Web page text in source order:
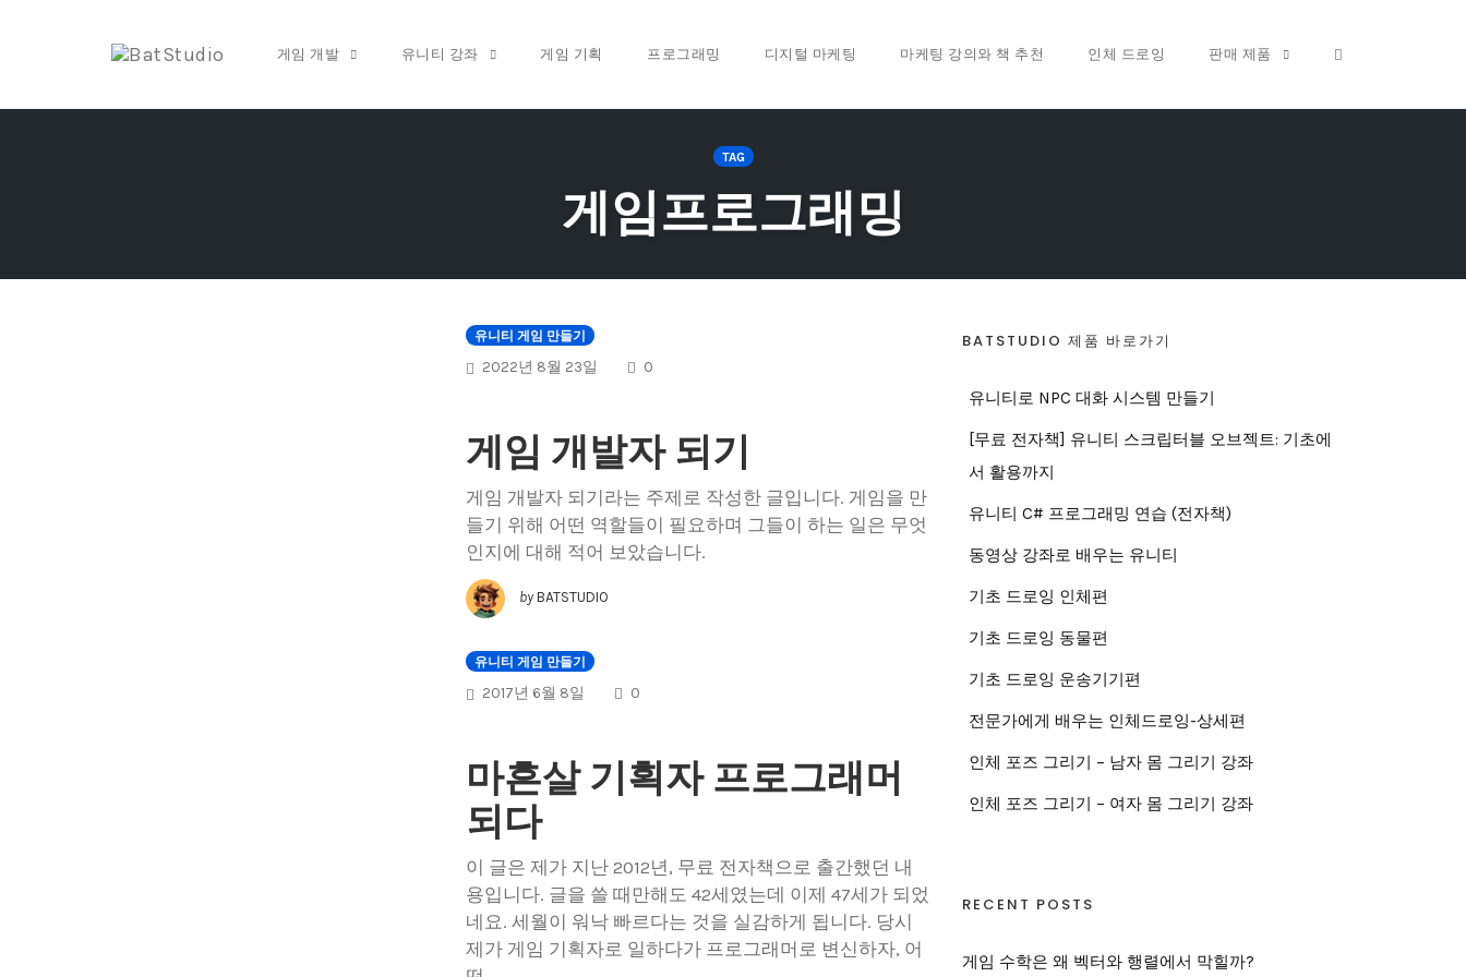
게임 개발 유니티 강좌 게임 기획 프로그래밍 디지털 마케팅 마케팅 강의와 책 추천 인체 드로잉 판매 제품
TAG
게임프로그래밍
유니티 게임 만들기
2022년 8월 23일 0COMMENTS
게임 개발자 되기
게임 개발자 되기라는 주제로 작성한 글입니다. 게임을 만
들기 위해 어떤 역할들이 필요하며 그들이 하는 일은 무엇
인지에 대해 적어 보았습니다.
by BATSTUDIO
유니티 게임 만들기
2017년 6월 8일 0COMMENTS
마흔살 기획자 프로그래머
되다
이 글은 제가 지난 2012년, 무료 전자책으로 출간했던 내
용입니다. 글을 쓸 때만해도 42세였는데 이제 47세가 되었
네요. 세월이 워낙 빠르다는 것을 실감하게 됩니다. 당시
제가 게임 기획자로 일하다가 프로그래머로 변신하자, 어
BATSTUDIO 제품 바로가기
유니티로 NPC 대화 시스템 만들기
[무료 전자책] 유니티 스크립터블 오브젝트: 기초에
서 활용까지
유니티 C# 프로그래밍 연습 (전자책)
동영상 강좌로 배우는 유니티
기초 드로잉 인체편
기초 드로잉 동물편
기초 드로잉 운송기기편
전문가에게 배우는 인체드로잉-상세편
인체 포즈 그리기 – 남자 몸 그리기 강좌
인체 포즈 그리기 – 여자 몸 그리기 강좌
RECENT POSTS
게임 수학은 왜 벡터와 행렬에서 막힐까?